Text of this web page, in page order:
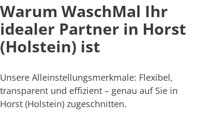
Warum WaschMal Ihr
idealer Partner in Horst
(Holstein) ist
Unsere Alleinstellungsmerkmale: Flexibel,
transparent und effizient – genau auf Sie in
Horst (Holstein) zugeschnitten.